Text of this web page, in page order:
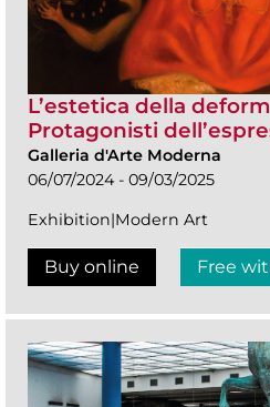
L’estetica della
Protagonisti
Galleria d'Arte Moderna
06/07/2024 - 09/03/2025
Exhibition|Modern Art
Buy online Free